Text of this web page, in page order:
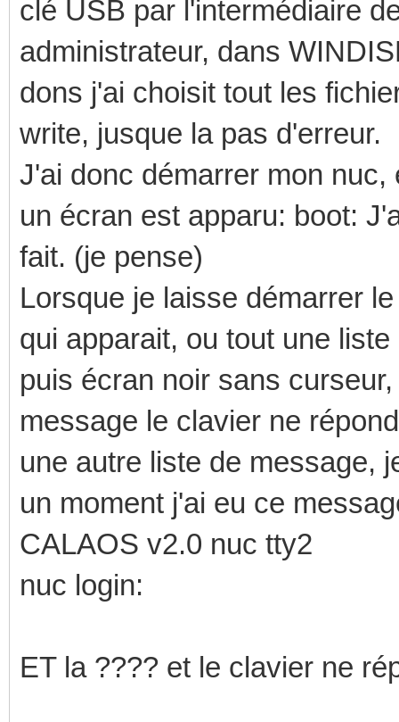
clé USB par l'intermédiaire
administrateur, dans
dons j'ai choisit tout les
write, jusque la pas d'erreur.
J'ai donc démarrer mon
un écran est apparu: boot:
fait. (je pense)
Lorsque je laisse démarrer
qui apparait, ou tout une
puis écran noir sans
message le clavier ne
une autre liste de message,
un moment j'ai eu ce
CALAOS v2.0 nuc tty2
nuc login:
ET la ???? et le clavier ne